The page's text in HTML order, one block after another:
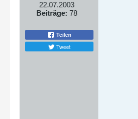
22.07.2003
Beiträge: 78
Teilen
Tweet